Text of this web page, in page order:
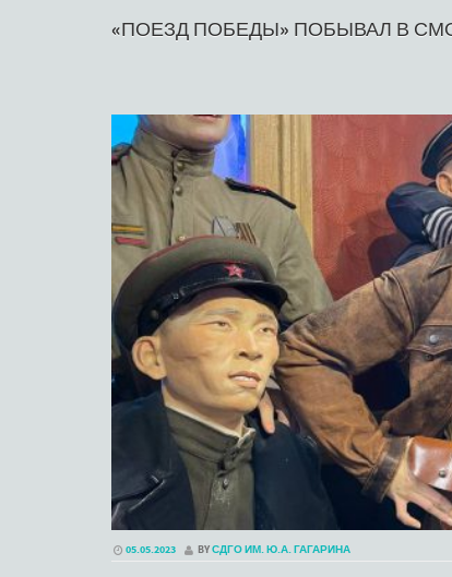
«ПОЕЗД ПОБЕДЫ» ПОБЫВАЛ В
05.05.2023 BYСДГО ИМ. Ю.А. ГАГАРИНА